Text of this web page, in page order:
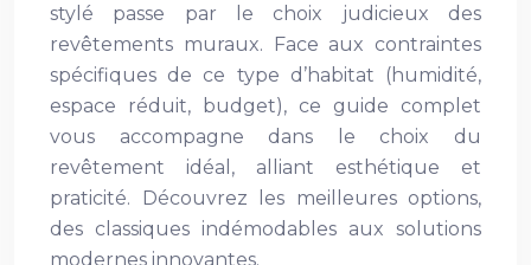
stylé passe par le choix judicieux des
revêtements muraux. Face aux contraintes
spécifiques de ce type d’habitat (humidité,
espace réduit, budget), ce guide complet
vous accompagne dans le choix du
revêtement idéal, alliant esthétique et
praticité. Découvrez les meilleures options,
des classiques indémodables aux solutions
modernes innovantes.